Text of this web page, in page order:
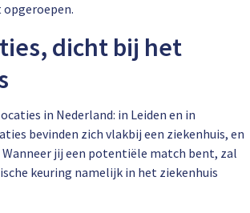
dicht bij het
in Nederland: in Leiden en in
bevinden zich vlakbij een ziekenhuis, en
jij een potentiële match bent, zal
keuring namelijk in het ziekenhuis